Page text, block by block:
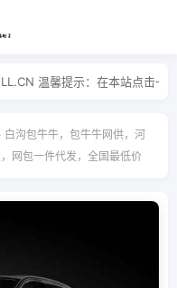
温馨提示：在本站点击一
沟包牛牛，包牛牛网供，河
网包一件代发，全国最低价